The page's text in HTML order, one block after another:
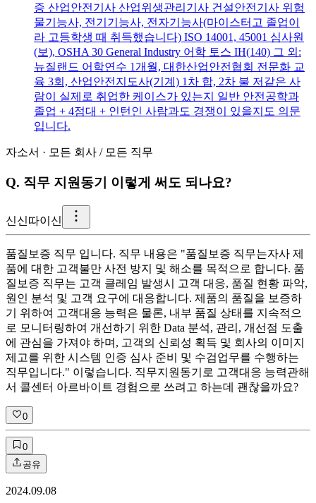
증 산업안전기사 산업위생관리기사 건설안전기사 위험
물기능사, 전기기능사, 전자기능사(마이스터고 졸업이
라 고등학생 때 취득했습니다) ISO 14001, 45001 심사원
(보), OSHA 30 General Industry 어학 토스 IH(140) 그 외:
뉴질랜드 어학연수 1개월, 대한산업안전협회 전문화 교
육 3회, 산업안전지도사(기계) 1차 합, 2차 불 저같은 사
람이 실제로 취업한 케이스가 있는지 일반 안전공학과
졸업 + 4점대 + 인턴인 사람과도 경쟁이 있을지도 의문
입니다.
자소서 · 모든 회사 / 모든 직무
Q. 직무 지원동기 이렇게 써도 되나요?
신신따이신
품질보증 직무 입니다. 직무 내용은 "품질보증 직무는자사 제
품에 대한 고객불만 사전 방지 및 해소를 목적으로 합니다. 품
질보증 직무는 고객 클레임 발생시 고객 대응, 품질 현황 파악,
원인 분석 및 고객 요구에 대응합니다. 제품의 품질을 보증하
기 위하여 고객대응 능력은 물론, 내부 품질 상태를 지속적으
로 모니터링하여 개선하기 위한 Data 분석, 관리, 개선점 도출
에 관심을 가져야 하며, 고객의 신뢰성 획득 및 회사의 이미지
제고를 위한 시스템 인증 심사 준비 및 수검업무를 수행하는
직무입니다." 이렇습니다. 직무지원동기로 고객대응 능력관해
서 콜센터 아르바이트 경험으로 쓰려고 하는데 괜찮을까요?
0
0
공유
2024.09.08